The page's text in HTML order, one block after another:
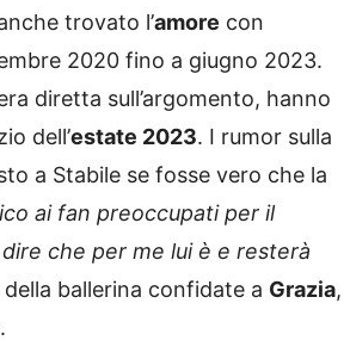
trovato l’amore con
2020 fino a giugno 2023.
diretta sull’argomento, hanno
dell’estate 2023. I rumor sulla
a Stabile se fosse vero che la
ai fan preoccupati per il
che per me lui è e resterà
della ballerina confidate a Grazia,
.